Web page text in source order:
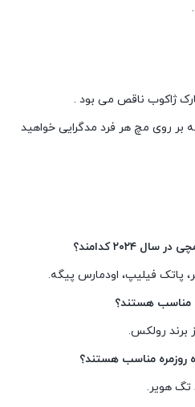
ژاکوب ناقص می بود .
بر روی مچ هر فرد مدگرایی خواهید
۲۰۲۴ کدامند؟
پاتک فیلیپ، اودمارس پیگه.
مناسب هستند؟
روزمره مناسب هستند؟